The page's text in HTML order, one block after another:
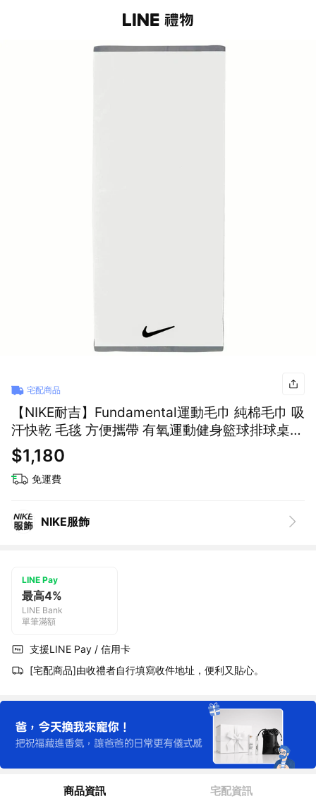
宅配商品
【NIKE耐吉】Fundamental運動毛巾 純棉毛巾 吸
汗快乾 毛毯 方便攜帶 有氧運動健身籃球排球桌球
瑜珈街舞饒舌(N1012438101MD)入厝禮物 父親
節禮物 情侶送禮 獅子座生日禮
$1,180
免運費
NIKE服飾
LINE Pay
最高4%
LINE Bank
單筆滿額
支援LINE Pay / 信用卡
[宅配商品]由收禮者自行填寫收件地址，便利又貼心。
商品資訊 宅配資訊